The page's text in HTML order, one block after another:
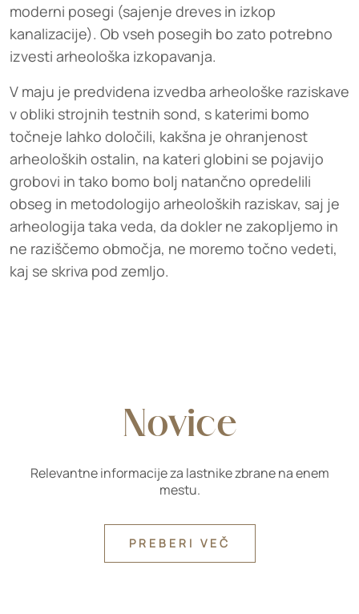
moderni posegi (sajenje dreves in izkop
kanalizacije). Ob vseh posegih bo zato potrebno
izvesti arheološka izkopavanja.
V maju je predvidena izvedba arheološke raziskave
v obliki strojnih testnih sond, s katerimi bomo
točneje lahko določili, kakšna je ohranjenost
arheoloških ostalin, na kateri globini se pojavijo
grobovi in tako bomo bolj natančno opredelili
obseg in metodologijo arheoloških raziskav, saj je
arheologija taka veda, da dokler ne zakopljemo in
ne raziščemo območja, ne moremo točno vedeti,
kaj se skriva pod zemljo.
Novice
Relevantne informacije za lastnike zbrane na enem
mestu.
PREBERI VEČ